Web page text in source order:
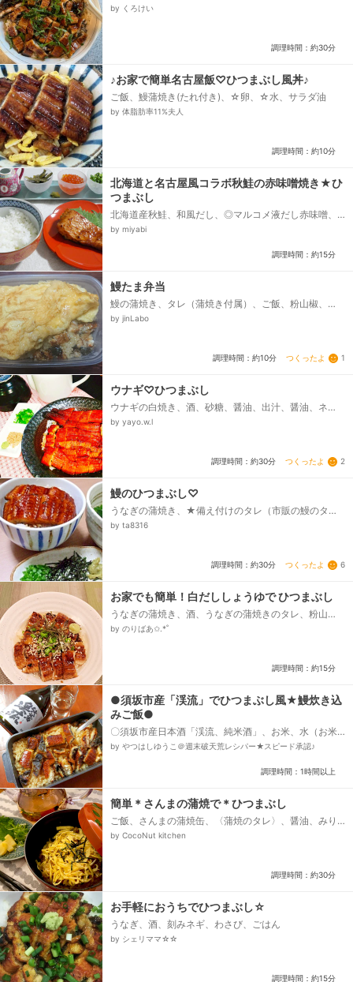
葉、だし、塩、醤油、海苔
by くろけい
調理時間：約30分
♪お家で簡単名古屋飯♡ひつまぶし風丼♪
ご飯、鰻蒲焼き(たれ付き)、☆卵、☆水、サラダ油
by 体脂肪率11%夫人
調理時間：約10分
北海道と名古屋風コラボ秋鮭の赤味噌焼き★ひ
つまぶし
北海道産秋鮭、和風だし、◎マルコメ液だし赤味噌、◎
タカラ本みりん国産米100％、◎砂糖、オリーブオイ
切り（小ネギでも良い）、きざみのり…適、わさび、ご
by miyabi
調理時間：約15分
鰻たま弁当
鰻の蒲焼き、タレ（蒲焼き付属）、ご飯、粉山椒、
卵、塩麹
by jinLabo
調理時間：約10分 つくったよ 1
ウナギ♡ひつまぶし
ウナギの白焼き、酒、砂糖、醤油、出汁、醤油、ネ
ギ、いりごま又はあられ、わさび、刻みのり
by yayo.w.l
調理時間：約30分 つくったよ 2
鰻のひつまぶし♡
うなぎの蒲焼き、★備え付けのタレ（市販の鰻のタ
レ）、★しょうゆ、★酒、★みりん、✿お茶漬け用だ
by ta8316
調理時間：約30分 つくったよ 6
お家でも簡単！白だししょうゆで ひつまぶし
うなぎの蒲焼き、酒、うなぎの蒲焼きのタレ、粉山
椒、小ねぎ(小口切り)、練りわさび、いり白ごま、刻み
by のりばあ✩.*˚
調理時間：約15分
●須坂市産「渓流」でひつまぶし風★鰻炊き込
みご飯●
〇須坂市産日本酒「渓流、純米酒」、お米、水（お米
の浸水用）、鰻のかば焼き（冷凍）、〇水（炊き込み
by やつはしゆうこ＠週末破天荒レシパー★スピード承認♪
調理時間：1時間以上
簡単＊さんまの蒲焼で＊ひつまぶし
ご飯、さんまの蒲焼缶、〈蒲焼のタレ〉、醤油、みり
ん、砂糖、オリゴ糖、あごだしの素、〈錦糸卵〉、
by CocoNut kitchen
調理時間：約30分
お手軽におうちでひつまぶし☆
うなぎ、酒、刻みネギ、わさび、ごはん
by シェリママ☆☆
調理時間：約15分